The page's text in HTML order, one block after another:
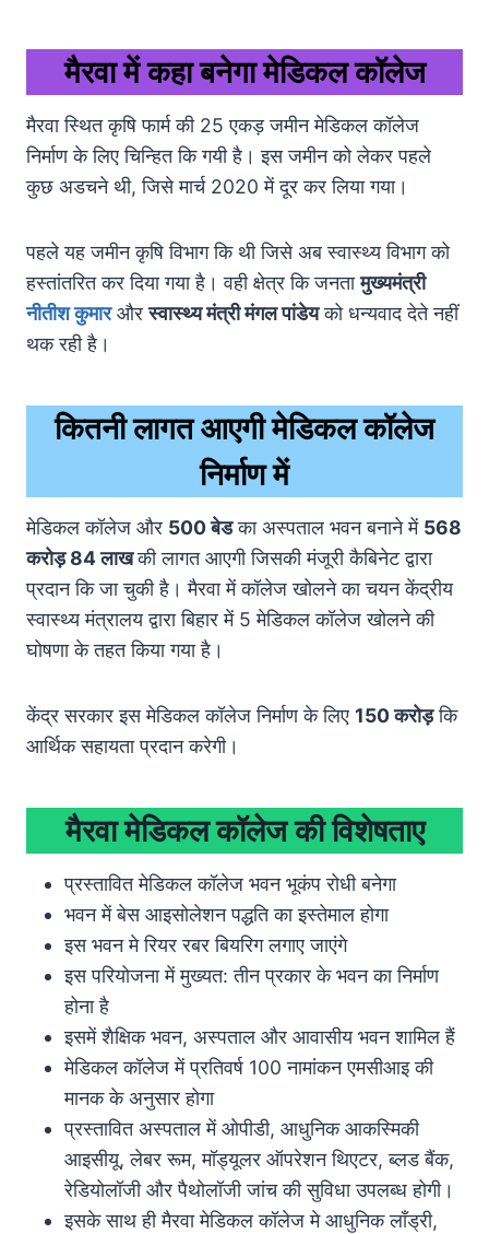
मैरवा में कहा बनेगा मेडिकल कॉलेज
मैरवा स्थित कृषि फार्म की 25 एकड़ जमीन मेडिकल कॉलेज
निर्माण के लिए चिन्हित कि गयी है। इस जमीन को लेकर पहले
कुछ अडचने थी, जिसे मार्च 2020 में दूर कर लिया गया।
पहले यह जमीन कृषि विभाग कि थी जिसे अब स्वास्थ्य विभाग को
हस्तांतरित कर दिया गया है। वही क्षेत्र कि जनतामुख्यमंत्री
नीतीश कुमारऔरस्वास्थ्य मंत्री मंगल पांडेयको धन्यवाद देते नहीं
थक रही है।
कितनी लागत आएगी मेडिकल कॉलेज
निर्माण में
मेडिकल कॉलेज और 500 बेडका अस्पताल भवन बनाने में 568
करोड़ 84 लाखकी लागत आएगी जिसकी मंजूरी कैबिनेट द्वारा
प्रदान कि जा चुकी है। मैरवा में कॉलेज खोलने का चयन केंद्रीय
स्वास्थ्य मंत्रालय द्वारा बिहार में 5 मेडिकल कॉलेज खोलने की
घोषणा के तहत किया गया है।
केंद्र सरकार इस मेडिकल कॉलेज निर्माण के लिए 150 करोड़कि
आर्थिक सहायता प्रदान करेगी।
मैरवा मेडिकल कॉलेज की विशेषताए
प्रस्तावित मेडिकल कॉलेज भवन भूकंप रोधी बनेगा
भवन में बेस आइसोलेशन पद्धति का इस्तेमाल होगा
इस भवन मे रियर रबर बियरिग लगाए जाएंगे
इस परियोजना में मुख्यत: तीन प्रकार के भवन का निर्माण
होना है
इसमें शैक्षिक भवन, अस्पताल और आवासीय भवन शामिल हैं
मेडिकल कॉलेज में प्रतिवर्ष 100 नामांकन एमसीआइ की
मानक के अनुसार होगा
प्रस्तावित अस्पताल में ओपीडी, आधुनिक आकस्मिकी
आइसीयू, लेबर रूम, मॉड्यूलर ऑपरेशन थिएटर, ब्लड बैंक,
रेडियोलॉजी और पैथोलॉजी जांच की सुविधा उपलब्ध होगी।
इसके साथ ही मैरवा मेडिकल कॉलेज मे आधुनिक लॉंड्री,